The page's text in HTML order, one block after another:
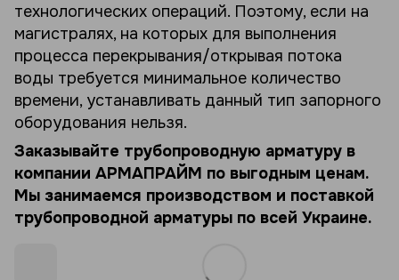
технологических операций. Поэтому, если на
магистралях, на которых для выполнения
процесса перекрывания/открывая потока
воды требуется минимальное количество
времени, устанавливать данный тип запорного
оборудования нельзя.
Заказывайте трубопроводную арматуру в
компании АРМАПРАЙМ по выгодным ценам.
Мы занимаемся производством и поставкой
трубопроводной арматуры по всей Украине.